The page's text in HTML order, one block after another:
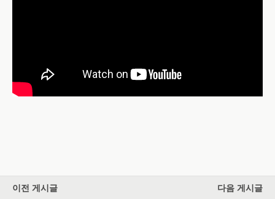
이전 게시글
다음 게시글